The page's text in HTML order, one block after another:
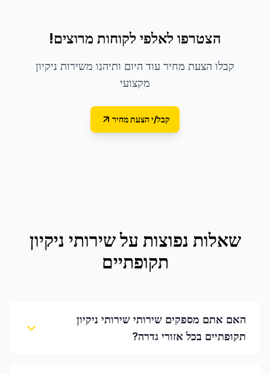
הצטרפו לאלפי לקוחות מרוצים!
קבלו הצעת מחיר עוד היום ותיהנו משירות ניקיון
מקצועי
קבל/י הצעת מחיר
שאלות נפוצות עלשירותי ניקיון
תקופתיים
האם אתם מספקים שירותי שירותי ניקיון
תקופתיים בכל אזורי גדרה?